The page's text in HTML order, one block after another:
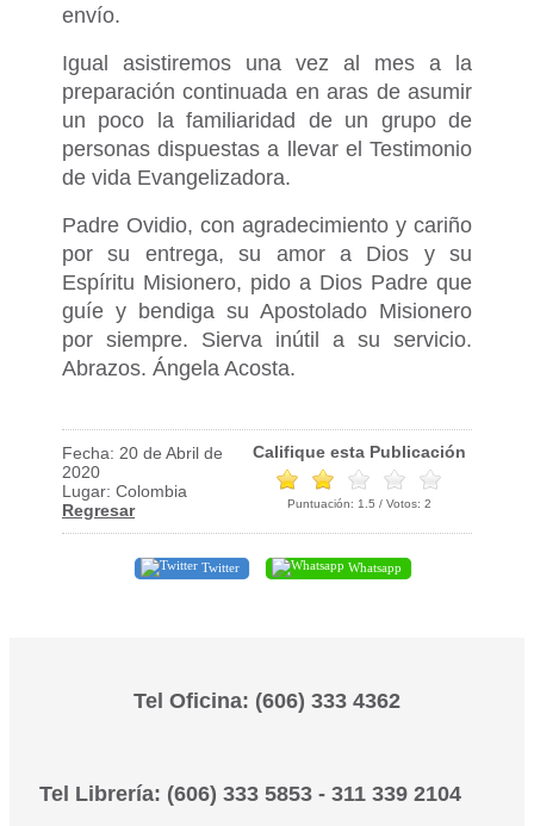
envío.
Igual asistiremos una vez al mes a la
preparación continuada en aras de asumir
un poco la familiaridad de un grupo de
personas dispuestas a llevar el Testimonio
de vida Evangelizadora.
Padre Ovidio, con agradecimiento y cariño
por su entrega, su amor a Dios y su
Espíritu Misionero, pido a Dios Padre que
guíe y bendiga su Apostolado Misionero
por siempre. Sierva inútil a su servicio.
Abrazos. Ángela Acosta.
Fecha: 20 de Abril de
2020
Lugar: Colombia
Regresar
Califique esta Publicación
Puntuación: 1.5 / Votos: 2
Twitter Whatsapp
Tel Oficina: (606) 333 4362
Tel Librería: (606) 333 5853 - 311 339 2104